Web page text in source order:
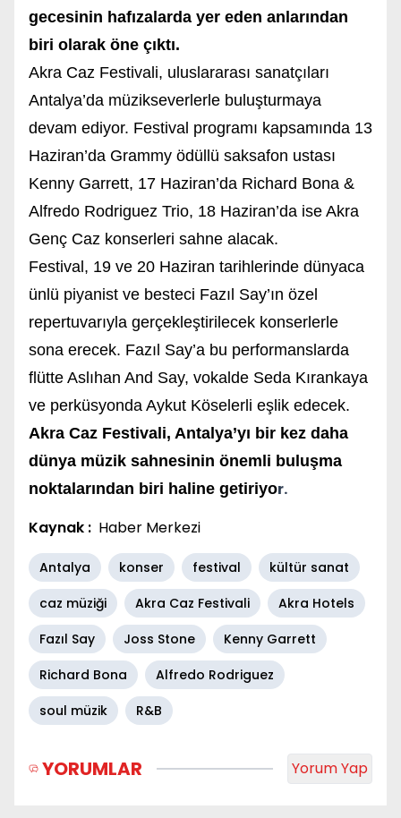
gecesinin hafızalarda yer eden anlarından
biri olarak öne çıktı.
Akra Caz Festivali, uluslararası sanatçıları
Antalya’da müzikseverlerle buluşturmaya
devam ediyor. Festival programı kapsamında 13
Haziran’da Grammy ödüllü saksafon ustası
Kenny Garrett, 17 Haziran’da Richard Bona &
Alfredo Rodriguez Trio, 18 Haziran’da ise Akra
Genç Caz konserleri sahne alacak.
Festival, 19 ve 20 Haziran tarihlerinde dünyaca
ünlü piyanist ve besteci Fazıl Say’ın özel
repertuvarıyla gerçekleştirilecek konserlerle
sona erecek. Fazıl Say’a bu performanslarda
flütte Aslıhan And Say, vokalde Seda Kırankaya
ve perküsyonda Aykut Köselerli eşlik edecek.
Akra Caz Festivali, Antalya’yı bir kez daha
dünya müzik sahnesinin önemli buluşma
noktalarından biri haline getiriyor.
Kaynak : Haber Merkezi
Antalya konser festival
kültür sanat
caz müziği
Akra Caz Festivali
Akra Hotels
Fazıl Say
Joss Stone
Kenny Garrett
Richard Bona
Alfredo Rodriguez
soul müzik
R&B
YORUMLAR Yorum Yap